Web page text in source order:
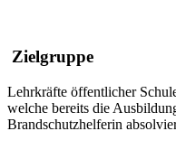
Zielgruppe
Lehrkräfte öffentlicher
welche bereits die
Brandschutzhelferin